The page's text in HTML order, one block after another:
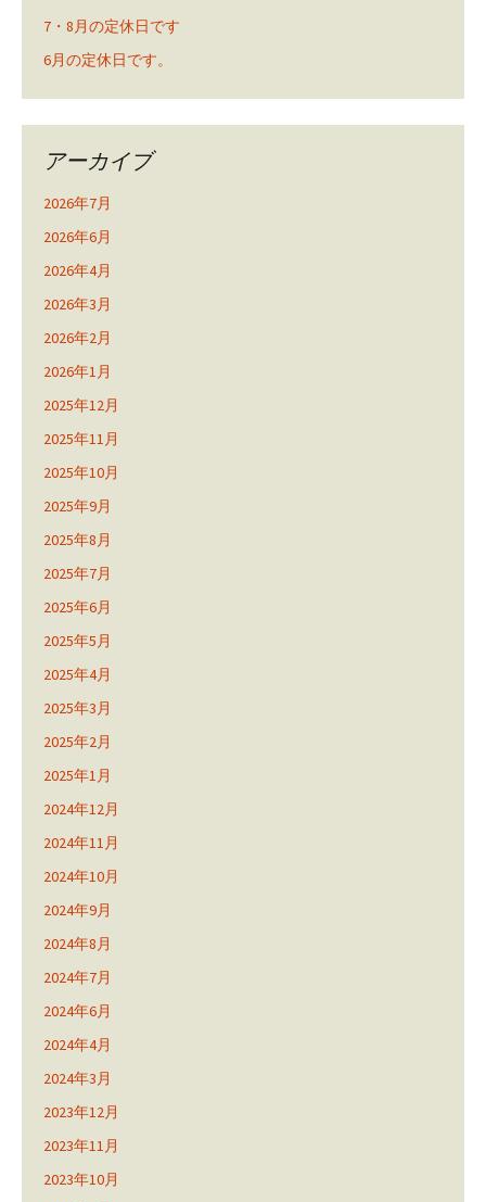
7・8月の定休日です
6月の定休日です。
アーカイブ
2026年7月
2026年6月
2026年4月
2026年3月
2026年2月
2026年1月
2025年12月
2025年11月
2025年10月
2025年9月
2025年8月
2025年7月
2025年6月
2025年5月
2025年4月
2025年3月
2025年2月
2025年1月
2024年12月
2024年11月
2024年10月
2024年9月
2024年8月
2024年7月
2024年6月
2024年4月
2024年3月
2023年12月
2023年11月
2023年10月